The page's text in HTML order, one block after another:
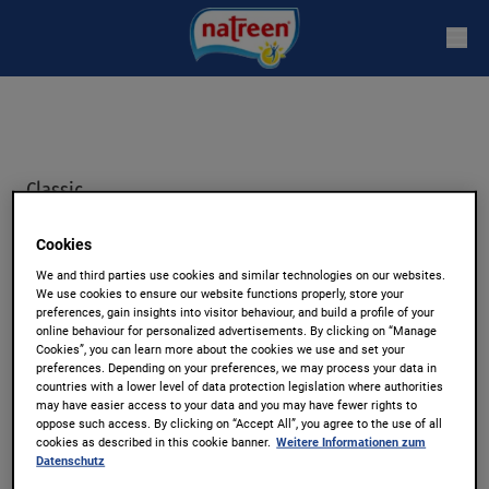
Classic
Tablettenbeutel 2PC
Tabletten
Mit den Classic Tabletten von natreen® lassen
sich heiße Getränke auch ganz ohne Zucker
süßen. Dank der kalorienfreien Süße können Sie
Ihren Kaffee oder Tee dennoch süß genießen –
Cookies
We and third parties use cookies and similar technologies on our websites.
We use cookies to ensure our website functions properly, store your
preferences, gain insights into visitor behaviour, and build a profile of your
online behaviour for personalized advertisements. By clicking on “Manage
Cookies”, you can learn more about the cookies we use and set your
preferences. Depending on your preferences, we may process your data in
countries with a lower level of data protection legislation where authorities
may have easier access to your data and you may have fewer rights to
oppose such access. By clicking on “Accept All”, you agree to the use of all
cookies as described in this cookie banner. Weitere Informationen zum
Datenschutz